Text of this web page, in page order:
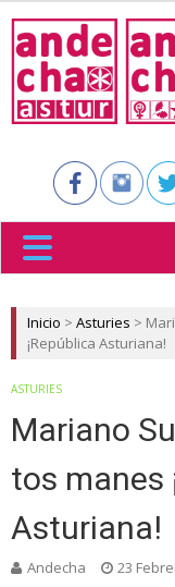
Inicio > Asturies >
¡República Asturiana!
ASTURIES
Mariano
tos manes
Asturiana!
Andecha 23